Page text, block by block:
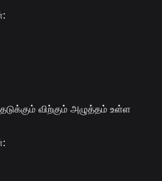
:
விற்கும் அழுத்தம் உள்ள
: